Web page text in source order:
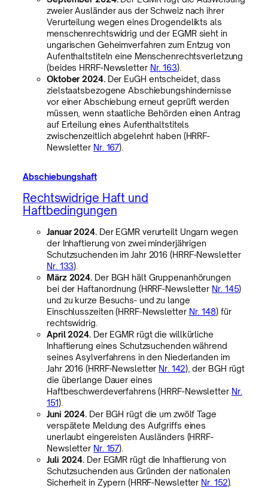
zweier Ausländer aus der Schweiz nach ihrer
Verurteilung wegen eines Drogendelikts als
menschenrechtswidrig und der EGMR sieht in
ungarischen Geheimverfahren zum Entzug von
Aufenthaltstiteln eine Menschenrechtsverletzung
(beides HRRF-Newsletter Nr. 163).
Oktober 2024.Der EuGH entscheidet, dass
zielstaatsbezogene Abschiebungshindernisse
vor einer Abschiebung erneut geprüft werden
müssen, wenn staatliche Behörden einen Antrag
auf Erteilung eines Aufenthaltstitels
zwischenzeitlich abgelehnt haben (HRRF-
Newsletter Nr. 167).
Abschiebungshaft
Rechtswidrige Haft und
Haftbedingungen
Januar 2024.Der EGMR verurteilt Ungarn wegen
der Inhaftierung von zwei minderjährigen
Schutzsuchenden im Jahr 2016 (HRRF-Newsletter
Nr. 133).
März 2024. Der BGH hält Gruppenanhörungen
bei der Haftanordnung (HRRF-Newsletter Nr. 145)
und zu kurze Besuchs- und zu lange
Einschlusszeiten (HRRF-Newsletter Nr. 148) für
rechtswidrig.
April 2024.Der EGMR rügt die willkürliche
Inhaftierung eines Schutzsuchenden während
seines Asylverfahrens in den Niederlanden im
Jahr 2016 (HRRF-Newsletter Nr. 142), der BGH rügt
die überlange Dauer eines
Haftbeschwerdeverfahrens (HRRF-Newsletter Nr.
151).
Juni 2024. Der BGH rügt die um zwölf Tage
verspätete Meldung des Aufgriffs eines
unerlaubt eingereisten Ausländers (HRRF-
Newsletter Nr. 157).
Juli 2024. Der EGMR rügt die Inhaftierung von
Schutzsuchenden aus Gründen der nationalen
Sicherheit in Zypern (HRRF-Newsletter Nr. 152).